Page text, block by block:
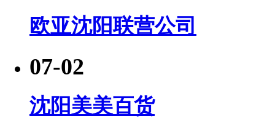
欧亚沈阳联营公司
07-02
沈阳美美百货